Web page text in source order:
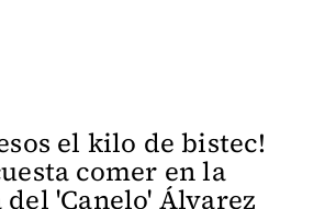
el kilo de bistec!
comer en la
'Canelo' Álvarez